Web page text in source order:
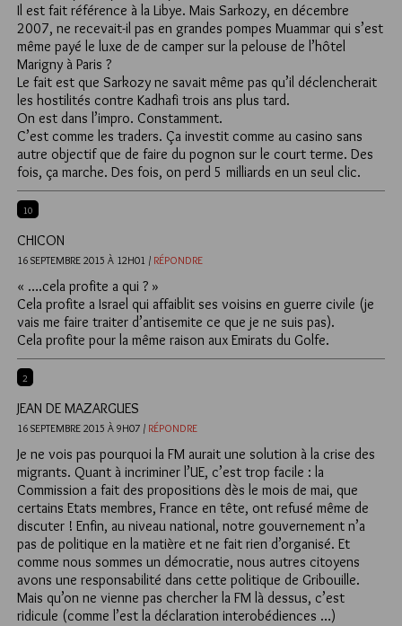
Il est fait référence à la Libye. Mais Sarkozy, en décembre
2007, ne recevait-il pas en grandes pompes Muammar qui s’est
même payé le luxe de de camper sur la pelouse de l’hôtel
Marigny à Paris ?
Le fait est que Sarkozy ne savait même pas qu’il déclencherait
les hostilités contre Kadhafi trois ans plus tard.
On est dans l’impro. Constamment.
C’est comme les traders. Ça investit comme au casino sans
autre objectif que de faire du pognon sur le court terme. Des
fois, ça marche. Des fois, on perd 5 milliards en un seul clic.
10
CHICON
16 SEPTEMBRE 2015 À 12H01 / RÉPONDRE
« ….cela profite a qui ? »
Cela profite a Israel qui affaiblit ses voisins en guerre civile (je
vais me faire traiter d’antisemite ce que je ne suis pas).
Cela profite pour la même raison aux Emirats du Golfe.
2
JEAN DE MAZARGUES
16 SEPTEMBRE 2015 À 9H07 / RÉPONDRE
Je ne vois pas pourquoi la FM aurait une solution à la crise des
migrants. Quant à incriminer l’UE, c’est trop facile : la
Commission a fait des propositions dès le mois de mai, que
certains Etats membres, France en tête, ont refusé même de
discuter ! Enfin, au niveau national, notre gouvernement n’a
pas de politique en la matière et ne fait rien d’organisé. Et
comme nous sommes un démocratie, nous autres citoyens
avons une responsabilité dans cette politique de Gribouille.
Mais qu’on ne vienne pas chercher la FM là dessus, c’est
ridicule (comme l’est la déclaration interobédiences …)